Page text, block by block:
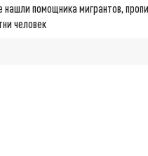
нашли помощника мигрантов,
человек